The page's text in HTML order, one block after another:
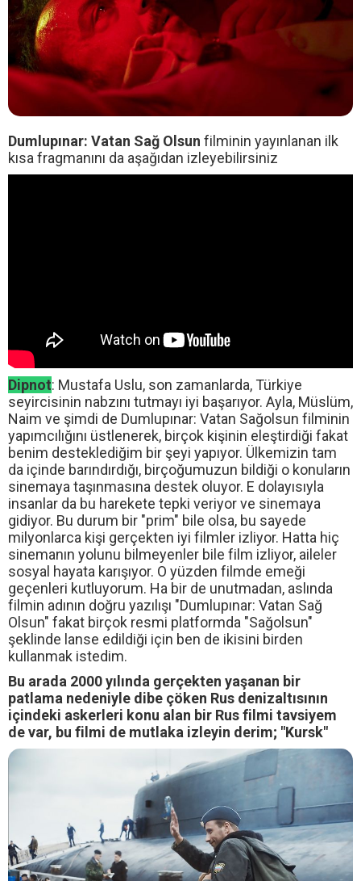
Dumlupınar: Vatan Sağ Olsun filminin yayınlanan ilk
kısa fragmanını da aşağıdan izleyebilirsiniz
Dipnot: Mustafa Uslu, son zamanlarda, Türkiye
seyircisinin nabzını tutmayı iyi başarıyor. Ayla, Müslüm,
Naim ve şimdi de Dumlupınar: Vatan Sağolsun filminin
yapımcılığını üstlenerek, birçok kişinin eleştirdiği fakat
benim desteklediğim bir şeyi yapıyor. Ülkemizin tam
da içinde barındırdığı, birçoğumuzun bildiği o konuların
sinemaya taşınmasına destek oluyor. E dolayısıyla
insanlar da bu harekete tepki veriyor ve sinemaya
gidiyor. Bu durum bir "prim" bile olsa, bu sayede
milyonlarca kişi gerçekten iyi filmler izliyor. Hatta hiç
sinemanın yolunu bilmeyenler bile film izliyor, aileler
sosyal hayata karışıyor. O yüzden filmde emeği
geçenleri kutluyorum. Ha bir de unutmadan, aslında
filmin adının doğru yazılışı "Dumlupınar: Vatan Sağ
Olsun" fakat birçok resmi platformda "Sağolsun"
şeklinde lanse edildiği için ben de ikisini birden
kullanmak istedim.
Bu arada 2000 yılında gerçekten yaşanan bir
patlama nedeniyle dibe çöken Rus denizaltısının
içindeki askerleri konu alan bir Rus filmi tavsiyem
de var, bu filmi de mutlaka izleyin derim; "Kursk"